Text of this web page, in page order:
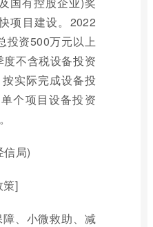
项目建设。2022
投资500万元以上
不含税设备投资
实际完成设备投
个项目设备投资
信局)
策]
、小微救助、减